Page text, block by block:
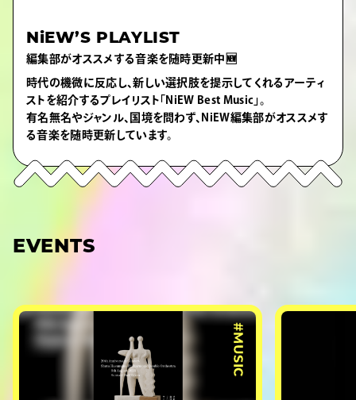
NiEW’S PLAYLIST
編集部がオススメする音楽を随時更新中🆕
時代の機微に反応し、新しい選択肢を提示してくれるアーティ
ストを紹介するプレイリスト「NiEW Best Music」。
有名無名やジャンル、国境を問わず、NiEW編集部がオススメす
る音楽を随時更新しています。
EVENTS
#MUSIC